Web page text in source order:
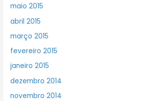
maio 2015
abril 2015
março 2015
fevereiro 2015
janeiro 2015
dezembro 2014
novembro 2014